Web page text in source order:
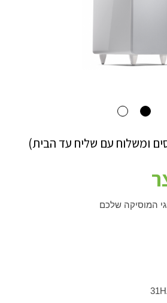
ומשלוח עם שליח עד הבית)
המוסיקה שלכם
31